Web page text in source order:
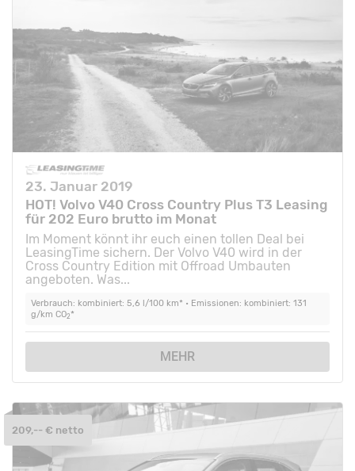
23. Januar 2019
HOT! Volvo V40 Cross Country Plus T3 Leasing
für 202 Euro brutto im Monat
Im Moment könnt ihr euch einen tollen Deal bei
LeasingTime sichern. Der Volvo V40 wird in der
Cross Country Edition mit Offroad Umbauten
angeboten. Was...
Verbrauch: kombiniert: 5,6 l/100 km* • Emissionen: kombiniert: 131
g/km CO2*
MEHR
209,-- € netto